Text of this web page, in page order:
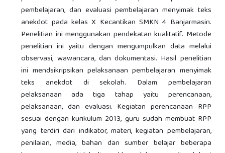
pembelajaran, dan evaluasi pembelajaran menyimak teks
anekdot pada kelas X Kecantikan SMKN 4 Banjarmasin.
Penelitian ini menggunakan pendekatan kualitatif. Metode
penelitian ini yaitu dengan mengumpulkan data melalui
observasi, wawancara, dan dokumentasi. Hasil penelitian
ini mendsikripsikan pelaksanaan pembelajaran menyimak
teks anekdot di sekolah. Dalam pembelajaran
pelaksanaan ada tiga tahap yaitu perencanaan,
pelaksanaan, dan evaluasi. Kegiatan perencanaan RPP
sesuai dengan kurikulum 2013, guru sudah membuat RPP
yang terdiri dari indikator, materi, kegiatan pembelajaran,
penilaian, media, bahan dan sumber belajar beberapa